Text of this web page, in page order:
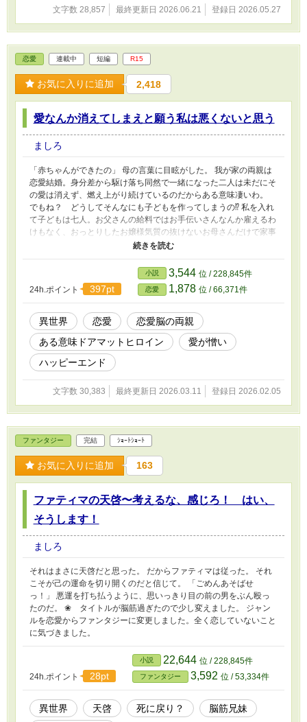
文字数 28,857 最終更新日 2026.06.21 登録日 2026.05.27
恋愛 連載中 短編 R15
お気に入りに追加 2,418
愛なんか消えてしまえと願う私は悪くないと思う
ましろ
「赤ちゃんができたの」 母の言葉に目眩がした。 我が家の両親は
恋愛結婚。身分差から駆け落ち同然で一緒になった二人は未だにそ
の愛は消えず、燃え上がり続けているのだからある意味凄いわ。
でもね？ どうしてそんなにも子どもを作ってしまうの⁉ 私を入れ
て子どもは七人。お父さんの給料ではお手伝いさんなんか雇えるわ
けもなく、おっとりしたお嬢様気質の抜けないお母さんだけで家事
育児などできるはずもなく。 そうなると働き手は長女の私だ。 ず
っと小さな頃から弟妹のお世話と家事に明け暮れ、それなのにまだ
産むと言うの？ 「……ねえ、お母さんにとって子どもって何？」
「うふふ。それはね、愛の結晶よ」 愛。愛って何？ 私はあなた
の愛のために働き詰めなのですけど？ 自分達の手に余るなら、そ
んなモノなど捨ててしまえっ！ ❦R-15は保険です。 連載中のもの
が止まったままのくせに！とは言わないで（泣） 現在、作業中の
ものがなかなか終わらなくて息抜きのための不定期連載です。
24h.ポイント 397pt
小説 3,544 位 / 228,845件
恋愛 1,878 位 / 66,371件
異世界 恋愛
恋愛脳の両親
ある意味ドアマットヒロイン
愛が憎い
ハッピーエンド
文字数 30,383 最終更新日 2026.03.11 登録日 2026.02.05
ファンタジー 完結 ｼｮｰﾄｼｮｰﾄ
お気に入りに追加 163
ファティマの天啓〜考えるな、感じろ！ はい、
そうします！
ましろ
それはまさに天啓だと思った。 だからファティマは従った。 それ
こそが己の運命を切り開くのだと信じて。 「ごめんあそばせ
っ！」 悪運を打ち払うように、思いっきり目の前の男をぶん殴っ
たのだ。 ❀ タイトルが脳筋過ぎたので少し変えました。 ジャン
ルを恋愛からファンタジーに変更しました。全く恋していないこと
に気づきました。
24h.ポイント 28pt
小説 22,644 位 / 228,845件
ファンタジー 3,592 位 / 53,334件
異世界 天啓 死に戻り？
脳筋兄妹